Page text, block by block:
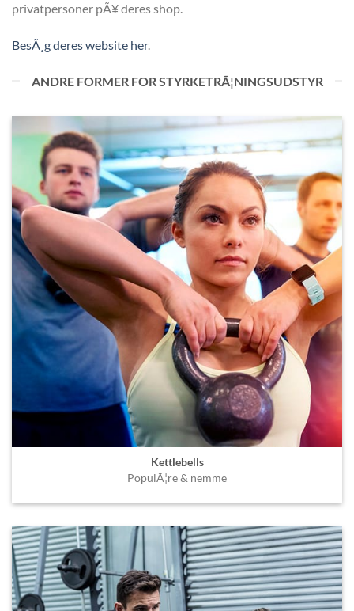
privatpersoner pÃ¥ deres shop.
BesÃ¸g deres website her.
ANDRE FORMER FOR STYRKETRÃ¦NINGSUDSTYR
Kettlebells
PopulÃ¦re & nemme